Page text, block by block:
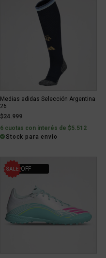
Medias adidas Selección Argentina
26
$24.999
6 cuotas con interés de $5.512
Stock para envío
30% OFF